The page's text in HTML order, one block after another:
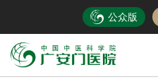
公众版